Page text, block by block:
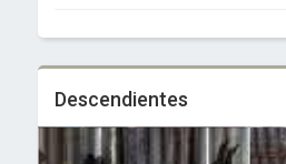
Descendientes